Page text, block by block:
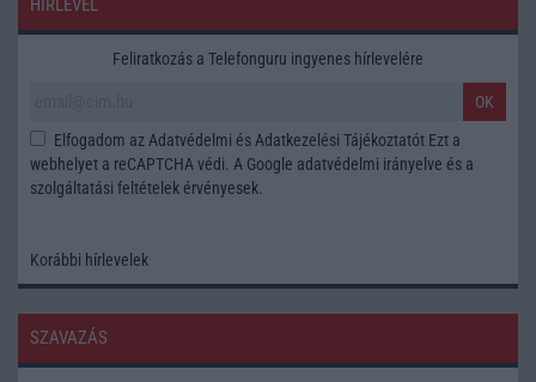
Feliratkozás a Telefonguru ingyenes hírlevelére
OK
Elfogadom az Adatvédelmi és Adatkezelési Tájékoztatót Ezt a
webhelyet a reCAPTCHA védi. A Google adatvédelmi irányelve és a
szolgáltatási feltételek érvényesek.
Korábbi hírlevelek
SZAVAZÁS